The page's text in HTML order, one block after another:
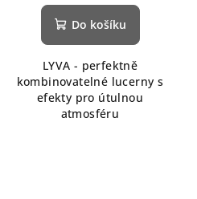
Do košíku
LYVA - perfektně
kombinovatelné lucerny s
efekty pro útulnou
atmosféru